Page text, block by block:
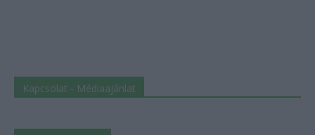
Kapcsolat - Médiaajánlat